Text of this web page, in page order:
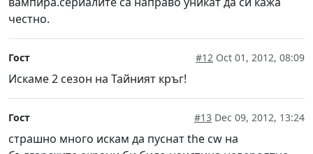
честно.
Гост #12 Oct 01, 2012, 08:09
Искаме 2 сезон на Тайният кръг!
Гост #13 Dec 09, 2012, 13:24
страшно много искам да пуснат the cw на